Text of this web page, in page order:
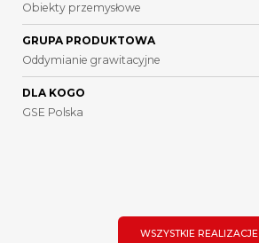
Obiekty przemysłowe
GRUPA PRODUKTOWA
Oddymianie grawitacyjne
DLA KOGO
GSE Polska
WSZYSTKIE REALIZACJE